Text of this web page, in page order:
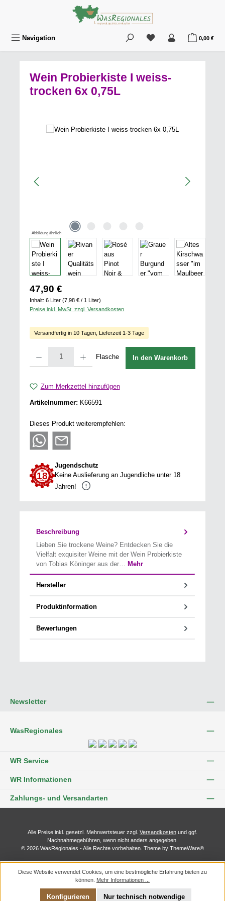
Zum Hauptinhalt springen
Navigation Du hast 0 Produkte
0,00 €
Wein Probierkiste I weiss-
trocken 6x 0,75L
Bildergalerie überspringen
Abbildung ähnlich
Regulärer Preis:
47,90 €
Inhalt:6 Liter(7,98 € / 1 Liter)
Preise inkl. MwSt. zzgl. Versandkosten
Versandfertig in 10 Tagen, Lieferzeit 1-3 Tage
Flasche In den Warenkorb
Zum Merkzettel hinzufügen
Artikelnummer: K66591
Dieses Produkt weiterempfehlen:
Jugendschutz
Keine Auslieferung an Jugendliche unter 18
Jahren!
Beschreibung
Lieben Sie trockene Weine? Entdecken Sie die
Vielfalt exquisiter Weine mit der Wein Probierkiste
von Tobias Köninger aus der… Mehr
Hersteller
Produktinformation
Bewertungen
Newsletter
WasRegionales
WR Service
WR Informationen
Zahlungs- und Versandarten
Alle Preise inkl. gesetzl. Mehrwertsteuer zzgl. Versandkosten und ggf.
Nachnahmegebühren, wenn nicht anders angegeben.
© 2026 WasRegionales - Alle Rechte vorbehalten. Theme by ThemeWare®
Diese Website verwendet Cookies, um eine bestmögliche Erfahrung bieten zu
können. Mehr Informationen ...
Nur technisch notwendige
Konfigurieren